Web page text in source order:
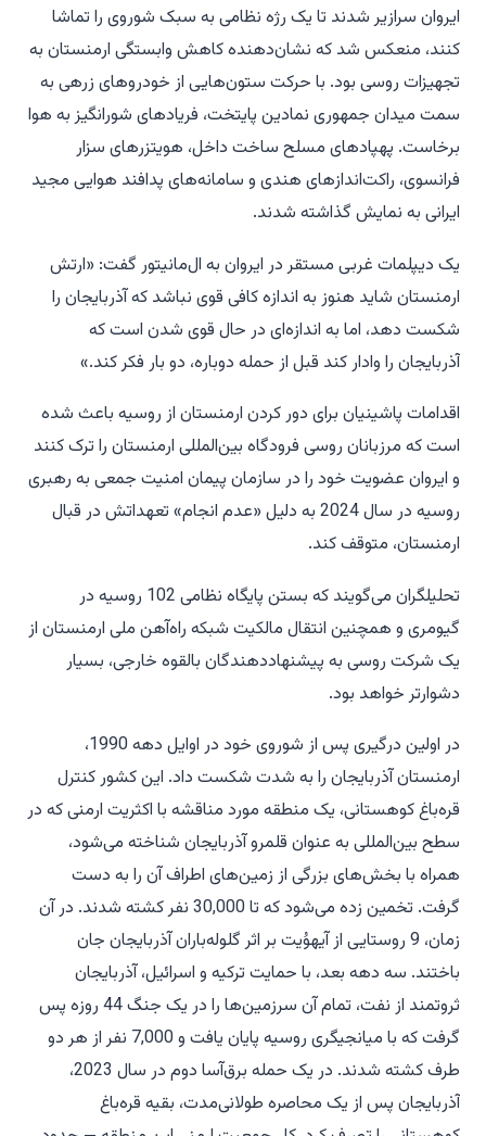
ایروان سرازیر شدند تا یک رژه نظامی به سبک شوروی را تماشا
کنند، منعکس شد که نشان‌دهنده کاهش وابستگی ارمنستان به
تجهیزات روسی بود. با حرکت ستون‌هایی از خودروهای زرهی به
سمت میدان جمهوری نمادین پایتخت، فریادهای شورانگیز به هوا
برخاست. پهپادهای مسلح ساخت داخل، هویتزرهای سزار
فرانسوی، راکت‌اندازهای هندی و سامانه‌های پدافند هوایی مجید
ایرانی به نمایش گذاشته شدند.
یک دیپلمات غربی مستقر در ایروان به ال‌مانیتور گفت: «ارتش
ارمنستان شاید هنوز به اندازه کافی قوی نباشد که آذربایجان را
شکست دهد، اما به اندازه‌ای در حال قوی شدن است که
آذربایجان را وادار کند قبل از حمله دوباره، دو بار فکر کند.»
اقدامات پاشینیان برای دور کردن ارمنستان از روسیه باعث شده
است که مرزبانان روسی فرودگاه بین‌المللی ارمنستان را ترک کنند
و ایروان عضویت خود را در سازمان پیمان امنیت جمعی به رهبری
روسیه در سال 2024 به دلیل «عدم انجام» تعهداتش در قبال
ارمنستان، متوقف کند.
تحلیلگران می‌گویند که بستن پایگاه نظامی 102 روسیه در
گیومری و همچنین انتقال مالکیت شبکه راه‌آهن ملی ارمنستان از
یک شرکت روسی به پیشنهاددهندگان بالقوه خارجی، بسیار
دشوارتر خواهد بود.
در اولین درگیری پس از شوروی خود در اوایل دهه 1990،
ارمنستان آذربایجان را به شدت شکست داد. این کشور کنترل
قره‌باغ کوهستانی، یک منطقه مورد مناقشه با اکثریت ارمنی که در
سطح بین‌المللی به عنوان قلمرو آذربایجان شناخته می‌شود،
همراه با بخش‌های بزرگی از زمین‌های اطراف آن را به دست
گرفت. تخمین زده می‌شود که تا 30,000 نفر کشته شدند. در آن
زمان، 9 روستایی از آیهوُیت بر اثر گلوله‌باران آذربایجان جان
باختند. سه دهه بعد، با حمایت ترکیه و اسرائیل، آذربایجان
ثروتمند از نفت، تمام آن سرزمین‌ها را در یک جنگ 44 روزه پس
گرفت که با میانجیگری روسیه پایان یافت و 7,000 نفر از هر دو
طرف کشته شدند. در یک حمله برق‌آسا دوم در سال 2023،
آذربایجان پس از یک محاصره طولانی‌مدت، بقیه قره‌باغ